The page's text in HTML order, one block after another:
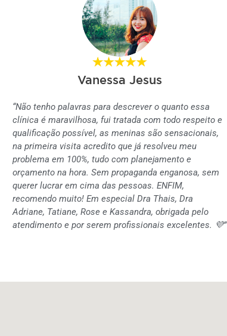
Vanessa Jesus
“Não tenho palavras para descrever o quanto essa
clínica é maravilhosa, fui tratada com todo respeito e
qualificação possível, as meninas são sensacionais,
na primeira visita acredito que já resolveu meu
problema em 100%, tudo com planejamento e
orçamento na hora. Sem propaganda enganosa, sem
querer lucrar em cima das pessoas. ENFIM,
recomendo muito! Em especial Dra Thais, Dra
Adriane, Tatiane, Rose e Kassandra, obrigada pelo
atendimento e por serem profissionais excelentes. 💜”